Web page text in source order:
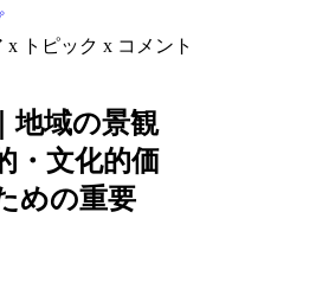
トピック x コメント
地域の景観
・文化的価
めの重要